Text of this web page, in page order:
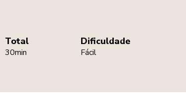
Total
30min
Dificuldade
Fácil